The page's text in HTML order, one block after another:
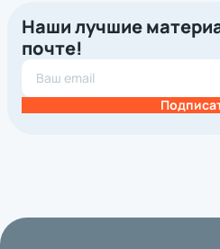
Наши лучшие
почте!